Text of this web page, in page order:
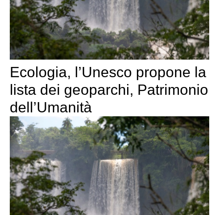
Ecologia, l’Unesco propone la
lista dei geoparchi, Patrimonio
dell’Umanità